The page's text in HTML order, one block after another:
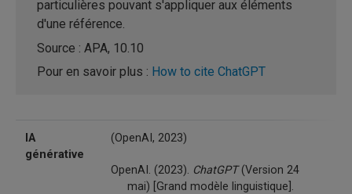
particulières pouvant s'appliquer aux éléments
d'une référence.
Source : APA, 10.10
Pour en savoir plus : How to cite ChatGPT
IA
générative
(OpenAI, 2023)
OpenAI. (2023). ChatGPT(Version 24
mai) [Grand modèle linguistique].